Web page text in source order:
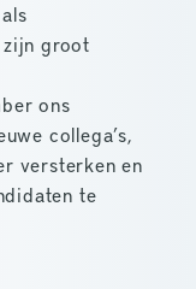
zijn groot
ons
collega’s,
versterken en
te